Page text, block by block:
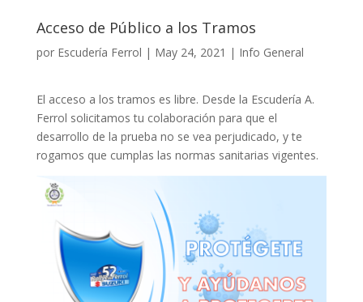
Acceso de Público a los Tramos
por Escudería Ferrol | May 24, 2021 | Info General
El acceso a los tramos es libre. Desde la Escudería A.
Ferrol solicitamos tu colaboración para que el
desarrollo de la prueba no se vea perjudicado, y te
rogamos que cumplas las normas sanitarias vigentes.